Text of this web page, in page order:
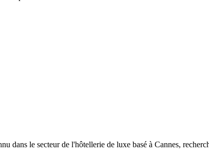
dans le secteur de l'hôtellerie de luxe basé à Cannes,